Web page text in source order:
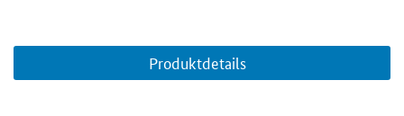
Produktdetails